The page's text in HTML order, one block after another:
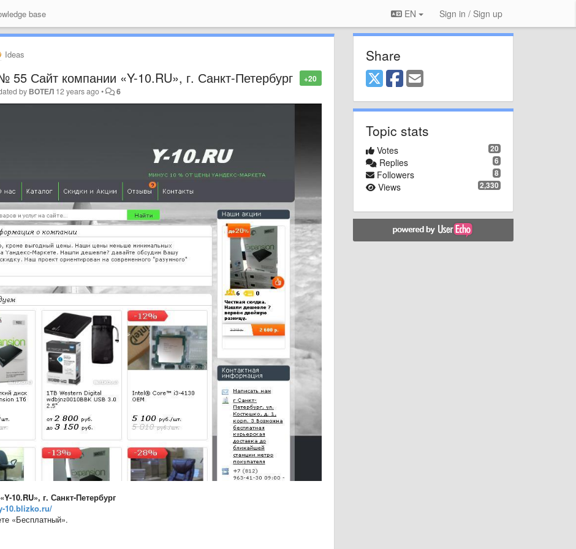
base EN Sign in / Sign up
Ideas
+20
55 Сайт компании «Y-10.RU», г. Санкт-Петербург
byВОТЕЛ 12 years ago• 6
«Y-10.RU», г. Санкт-Петербург
10.blizko.ru/
«Бесплатный».
Share
Topic stats
20
Votes
6
Replies
8
Followers
2,330
Views